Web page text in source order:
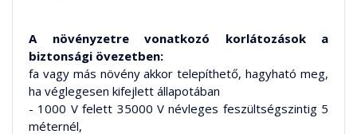
A növényzetre vonatkozó korlátozások a
biztonsági övezetben:
fa vagy más növény akkor telepíthető, hagyható meg,
ha véglegesen kifejlett állapotában
- 1000 V felett 35000 V névleges feszültségszintig 5
méternél,